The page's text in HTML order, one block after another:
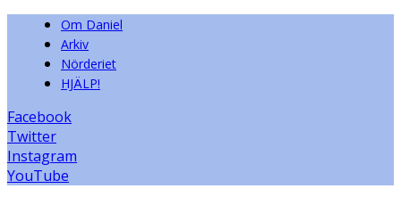
Om Daniel
Arkiv
Nörderiet
HJÄLP!
Facebook
Twitter
Instagram
YouTube